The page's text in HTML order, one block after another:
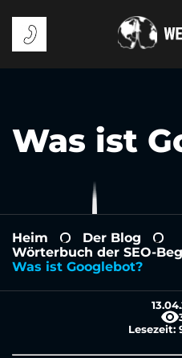
Was ist
Heim - Der Blog -
Wörterbuch der SEO-
Was ist Googlebot?
Lesezeit: